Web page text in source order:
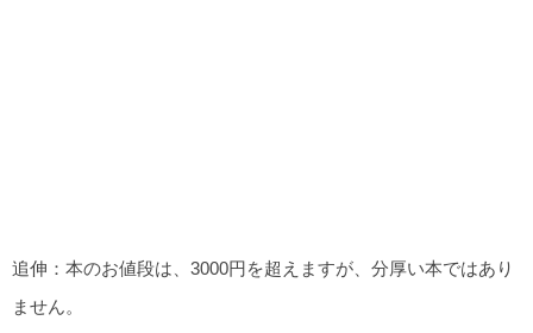
追伸：本のお値段は、3000円を超えますが、分厚い本ではあり
ません。